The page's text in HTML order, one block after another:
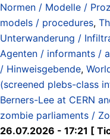
Normen / Modelle /
models / procedures,
Unterwanderung /
Agenten / informants /
/ Hinweisgebende,
(screened plebs-class
Berners-Lee at CERN
zombie parliaments /
26.07.2026 - 17:21 [